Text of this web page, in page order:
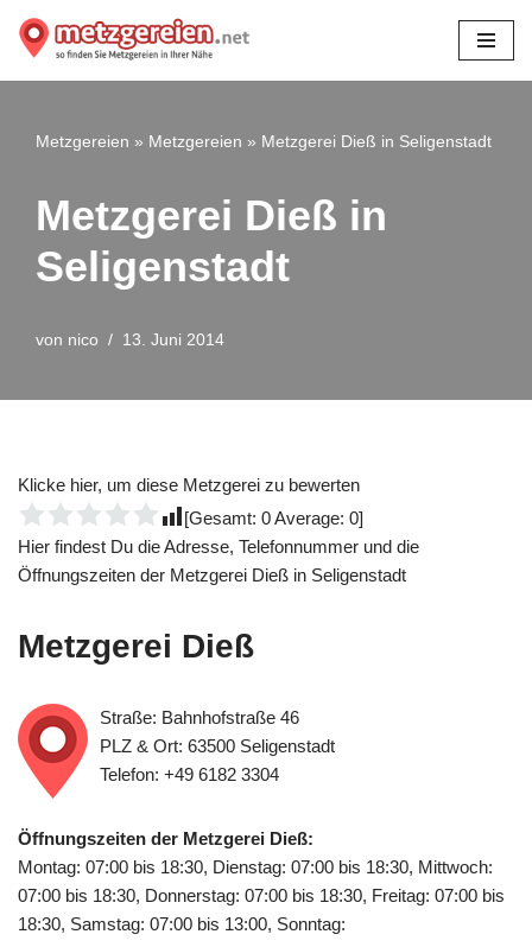
Zum
Metzgereien » Metzgereien » Metzgerei Dieß in Seligenstadt
Metzgerei Dieß in
Seligenstadt
von nico 13. Juni 2014
Klicke hier, um diese Metzgerei zu bewerten
[Gesamt: 0Average: 0]
Hier findest Du die Adresse, Telefonnummer und die
Öffnungszeiten der Metzgerei Dieß in Seligenstadt
Metzgerei Dieß
Straße: Bahnhofstraße 46
PLZ & Ort: 63500 Seligenstadt
Telefon: +49 6182 3304
Öffnungszeiten der Metzgerei Dieß:
Montag: 07:00 bis 18:30, Dienstag: 07:00 bis 18:30, Mittwoch:
07:00 bis 18:30, Donnerstag: 07:00 bis 18:30, Freitag: 07:00 bis
18:30, Samstag: 07:00 bis 13:00, Sonntag: